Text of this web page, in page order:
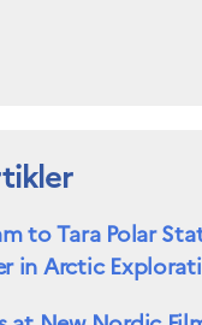
to Tara Polar
in Arctic